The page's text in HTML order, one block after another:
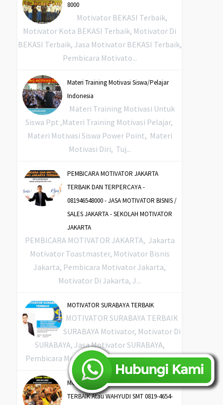
8000
Motivator BEKASI Terbaik,
Motivator Kota BEKASI Terbaik, Motivator Di
BEKASI Terbaik, Jasa Motivator BEKASI Terbaik,
Pembicara Motivato...
Materi Training Motivasi Siswa/Pelajar
Indonesia
Materi Training Motivasi Untuk
Siswa Ppt ,Materi Training Motivasi Pelajar,
Materi Motivasi Siswa Power Point, Materi
Motivasi Diri, Tuj...
PEMBICARA MOTIVATOR JAKARTA
TERBAIK DAN TERPERCAYA -
081946548000 - JASA MOTIVATOR BISNIS /
SALES JAKARTA - SEKOLAH MOTIVATOR
JAKARTA
PEMBICARA MOTIVATOR JAKARTA, Jakarta
Motivator Toastmaster, Motivator Bisnis
Jakarta, Pembicara Motivator Jakarta,
Motivator Di Jakarta, J...
MOTIVATOR SURABAYA TERBAIK
MOTIVATOR SURABAYA TERBAIK
SURABAYA Motivator, Motivator Di
SURABAYA, Jasa Motivator SURABAYA,
Pembicara Motivator SURABAYA, Training ...
MOTIVATOR DI BLITAR TERKENAL &
TERBAIK Atau WAHYUDI SMT 0819-4654-